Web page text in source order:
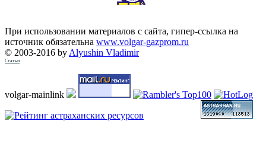
При использовании материалов с сайта, гипер-ссылка на
источник обязательна www.volgar-gazprom.ru
© 2003-2016 by Alyushin Vladimir
Статьи
volgar-mainlink